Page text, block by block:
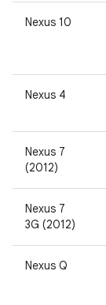
Nexus 10
Nexus 4
Nexus 7
(2012)
Nexus 7
3G (2012)
Nexus Q